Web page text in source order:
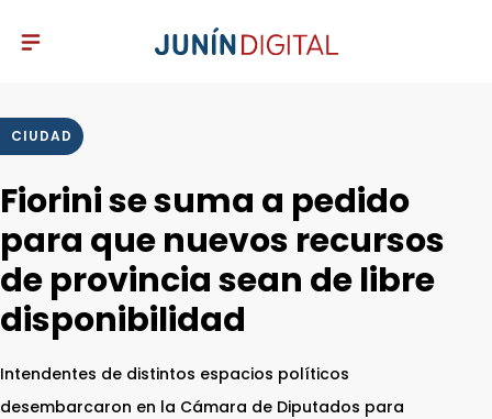
CIUDAD
Fiorini se suma a pedido
para que nuevos recursos
de provincia sean de libre
disponibilidad
Intendentes de distintos espacios políticos
desembarcaron en la Cámara de Diputados para